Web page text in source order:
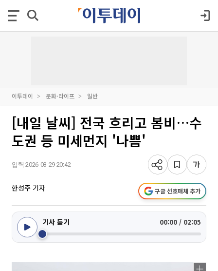
이투데이 문화·라이프 일반
[내일 날씨] 전국 흐리고 봄비…수
도권 등 미세먼지 '나쁨'
입력 2026-03-29 20:42
한성주 기자 구글 선호매체 추가
기사 듣기 00:00 / 02:05